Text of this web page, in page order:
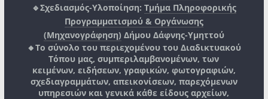
🔹Σχεδιασμός-Υλοποίηση: Τμήμα Πληροφορικής
Προγραμματισμού & Οργάνωσης
(Μηχανογράφηση) Δήμου Δάφνης-Υμηττού
🔸Το σύνολο του περιεχομένου του Διαδικτυακού
Τόπου μας, συμπεριλαμβανομένων, των
κειμένων, ειδήσεων, γραφικών, φωτογραφιών,
σχεδιαγραμμάτων, απεικονίσεων, παρεχόμενων
υπηρεσιών και γενικά κάθε είδους αρχείων,